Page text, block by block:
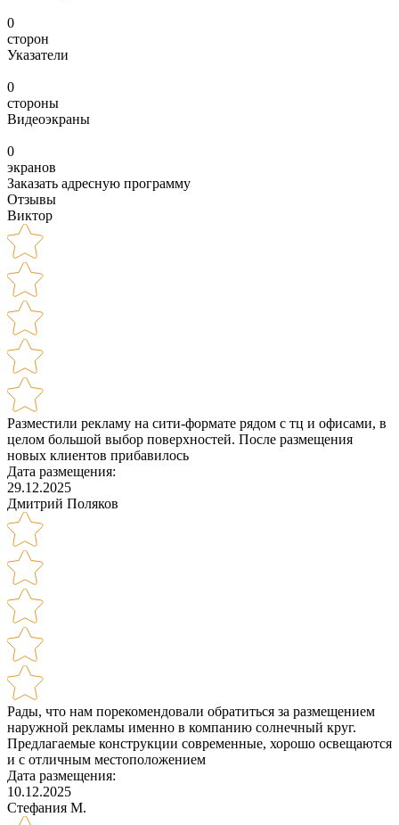
0
сторон
Указатели
0
стороны
Видеоэкраны
0
экранов
Заказать адресную программу
Отзывы
Виктор
Разместили рекламу на сити-формате рядом с тц и офисами, в
целом большой выбор поверхностей. После размещения
новых клиентов прибавилось
Дата размещения:
29.12.2025
Дмитрий Поляков
Рады, что нам порекомендовали обратиться за размещением
наружной рекламы именно в компанию солнечный круг.
Предлагаемые конструкции современные, хорошо освещаются
и с отличным местоположением
Дата размещения:
10.12.2025
Стефания М.